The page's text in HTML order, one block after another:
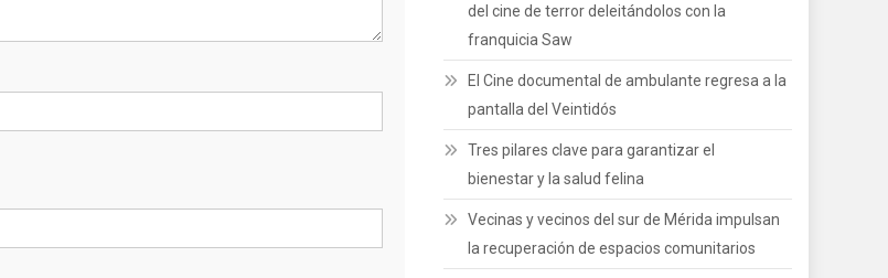
del cine de terror deleitándolos con la
franquicia Saw
El Cine documental de ambulante regresa a la
pantalla del Veintidós
Tres pilares clave para garantizar el
bienestar y la salud felina
Vecinas y vecinos del sur de Mérida impulsan
la recuperación de espacios comunitarios